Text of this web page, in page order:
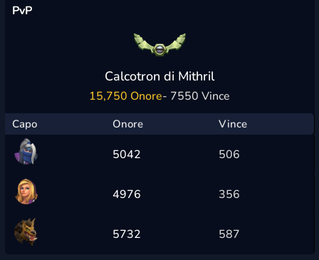
PvP
Calcotron di Mithril
15,750 Onore- 7550 Vince
Capo Onore Vince
5042 506
4976 356
5732 587